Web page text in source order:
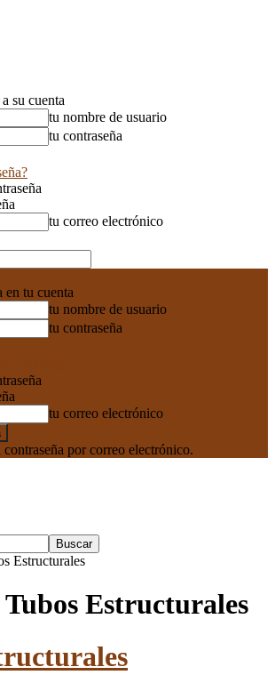
su cuenta
tu nombre de usuario
tu contraseña
tu correo electrónico
en tu cuenta
tu nombre de usuario
tu contraseña
tu correo electrónico
contraseña por correo electrónico.
Estructurales
Estructurales